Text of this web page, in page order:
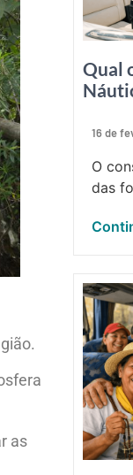
as
Qual
16 de
O
das